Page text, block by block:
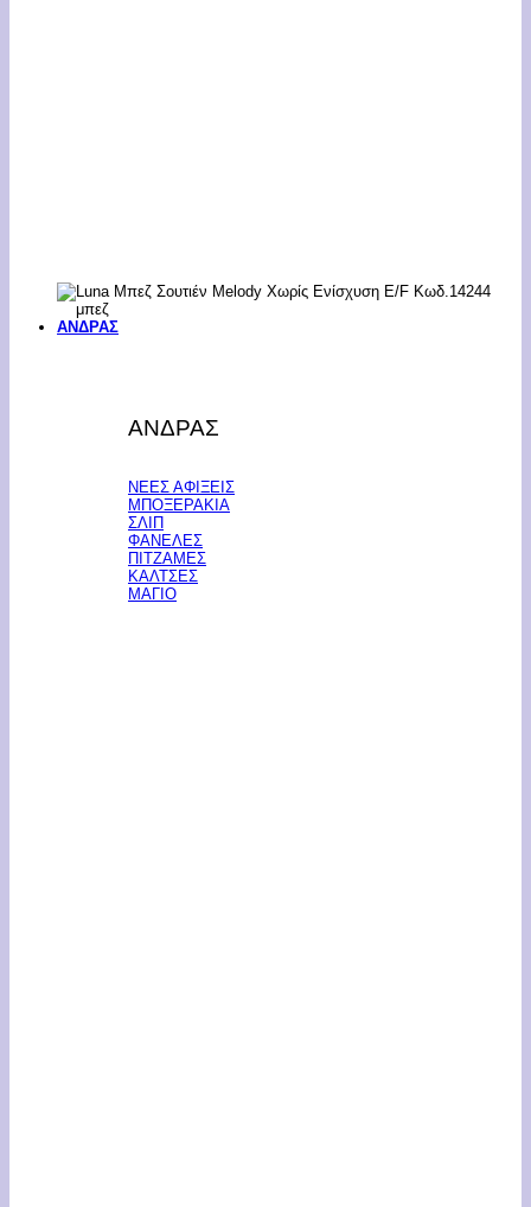
ΑΝΔΡΑΣ
ΑΝΔΡΑΣ
ΝΕΕΣ ΑΦΙΞΕΙΣ
ΜΠΟΞΕΡΑΚΙΑ
ΣΛΙΠ
ΦΑΝΕΛΕΣ
ΠΙΤΖΑΜΕΣ
ΚΑΛΤΣΕΣ
ΜΑΓΙΟ